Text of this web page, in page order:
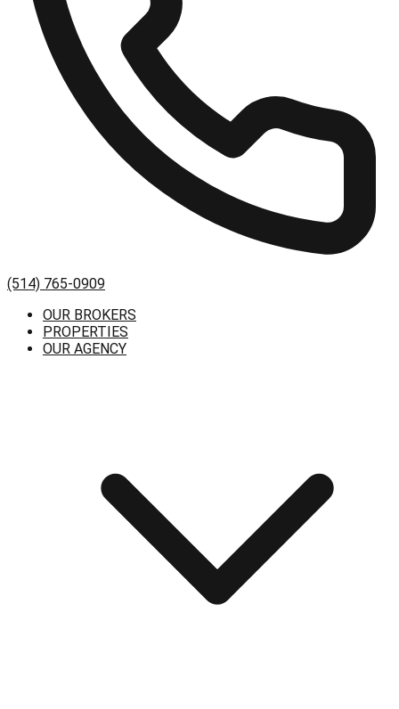
(514) 765-0909
OUR BROKERS
PROPERTIES
OUR AGENCY